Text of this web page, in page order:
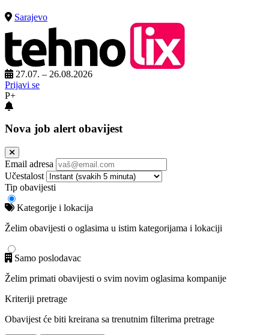
Sarajevo
27.07. – 26.08.2026
Prijavi se
P+
Nova job alert obavijest
Email adresa
Učestalost
Tip obavijesti
Kategorije i lokacija
Želim obavijesti o oglasima u istim kategorijama i lokaciji
Samo poslodavac
Želim primati obavijesti o svim novim oglasima kompanije
Kriteriji pretrage
Obavijest će biti kreirana sa trenutnim filterima pretrage